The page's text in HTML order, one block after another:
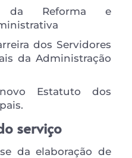
da Reforma e
dos Servidores
da Administração
Estatuto dos
serviço
da elaboração de